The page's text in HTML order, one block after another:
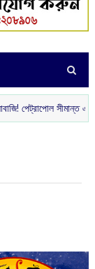
পেট্রাপোল সীমান্ত